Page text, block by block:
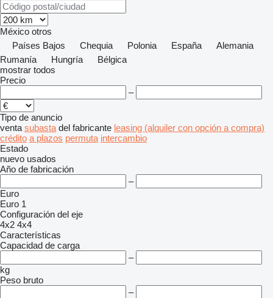
México otros
Países Bajos
Chequia Polonia España
Alemania
Rumanía
Hungría
Bélgica
mostrar todos
Precio
–
Tipo de anuncio
venta subasta del fabricante leasing (alquiler con opción a compra)
crédito a plazos permuta intercambio
Estado
nuevo usados
Año de fabricación
–
Euro
Euro 1
Configuración del eje
4x2 4x4
Características
Capacidad de carga
–
kg
Peso bruto
–